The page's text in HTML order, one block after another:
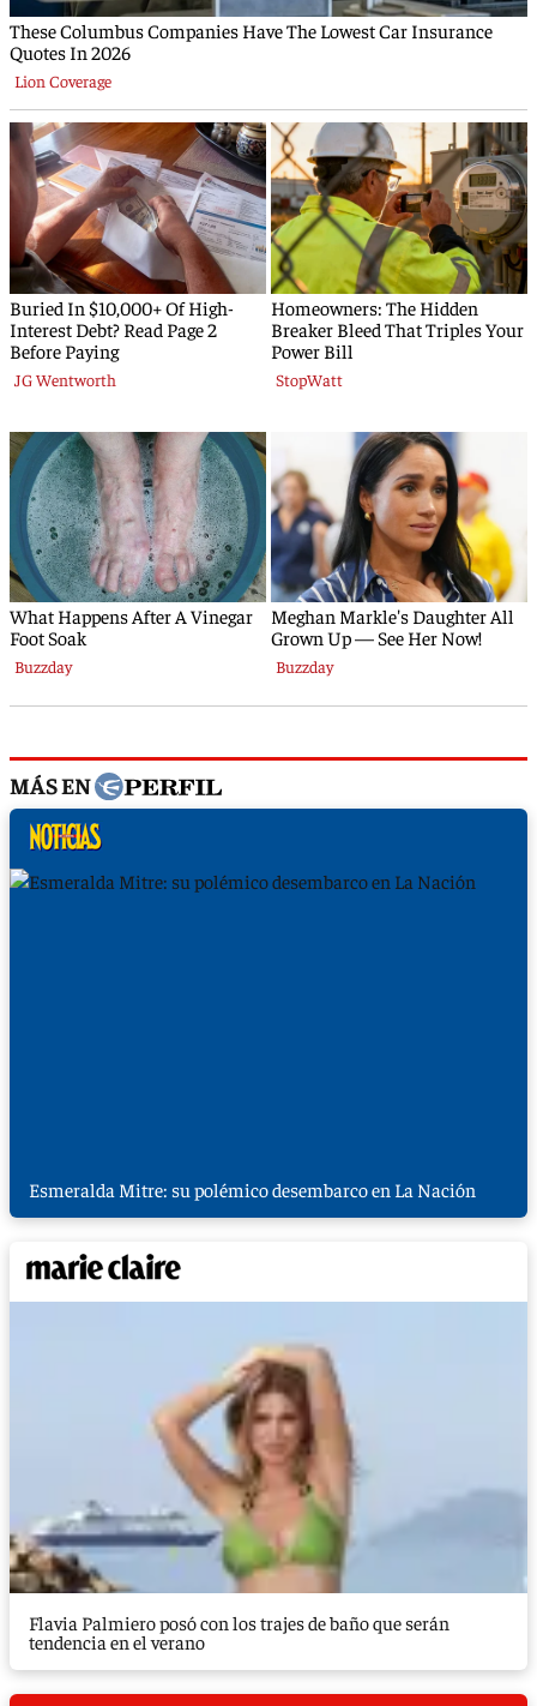
MÁS EN
Esmeralda Mitre: su polémico desembarco en La Nación
Flavia Palmiero posó con los trajes de baño que serán
tendencia en el verano